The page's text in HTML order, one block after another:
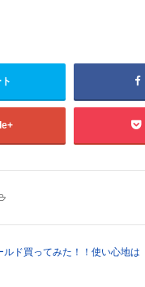
ド買ってみた！！使い心地は